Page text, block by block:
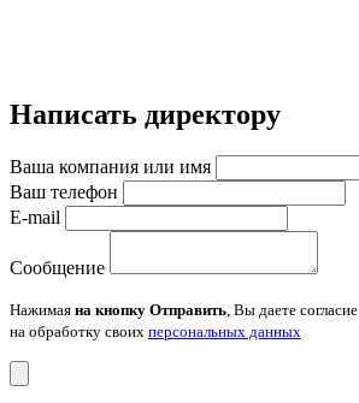
Написать директору
Ваша компания или имя
Ваш телефон
E-mail
Сообщение
Нажимая на кнопку Отправить , Вы даете согласие
на обработку своих персональных данных